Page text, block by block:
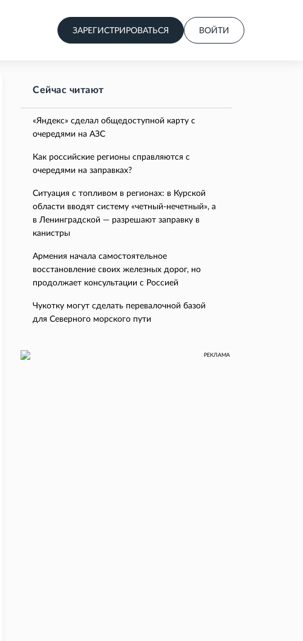
ЗАРЕГИСТРИРОВАТЬСЯ ВОЙТИ
Сейчас читают
«Яндекс» сделал общедоступной карту с
очередями на АЗС
Как российские регионы справляются с
очередями на заправках?
Ситуация с топливом в регионах: в Курской
области вводят систему «четный-нечетный», а
в Ленинградской — разрешают заправку в
канистры
Армения начала самостоятельное
восстановление своих железных дорог, но
продолжает консультации с Россией
Чукотку могут сделать перевалочной базой
для Северного морского пути
РЕКЛАМА